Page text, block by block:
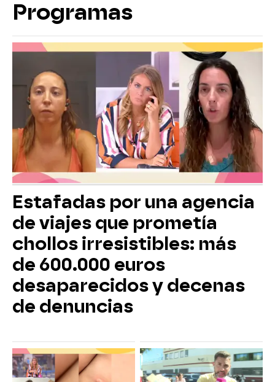
Programas
Estafadas por una agencia
de viajes que prometía
chollos irresistibles: más
de 600.000 euros
desaparecidos y decenas
de denuncias